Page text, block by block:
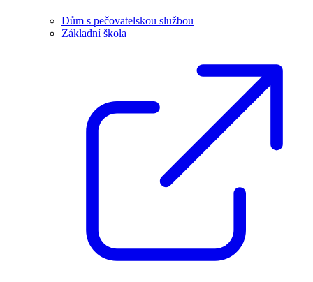
Dům s pečovatelskou službou
Základní škola